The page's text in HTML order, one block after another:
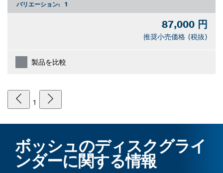
バリエーション: 1
87,000 円
推奨小売価格 (税抜)
製品を比較
1
ボッシュのディスクグライ
ンダーに関する情報